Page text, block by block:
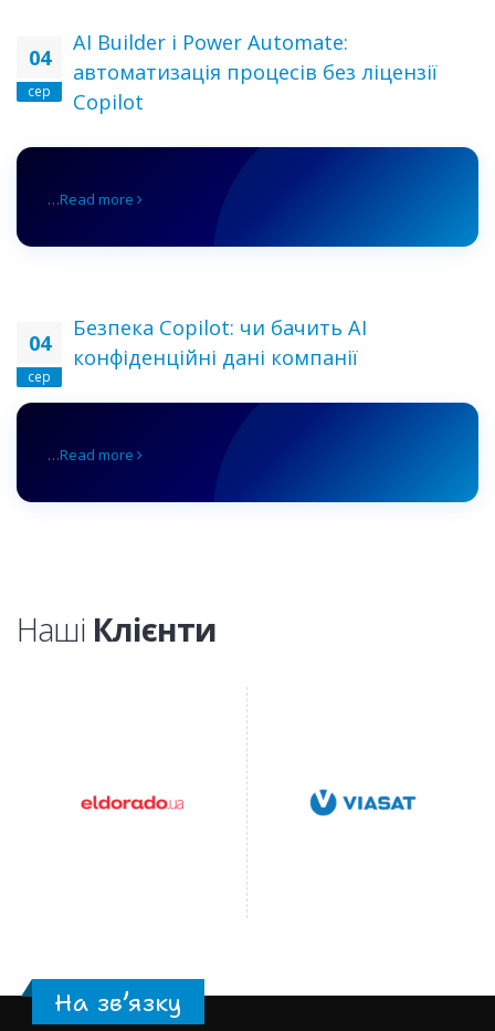
04
сер
AI Builder і Power Automate:
автоматизація процесів без ліцензії
Copilot
…Read more
04
сер
Безпека Copilot: чи бачить AI
конфіденційні дані компанії
…Read more
Наші Клієнти
На зв’язку